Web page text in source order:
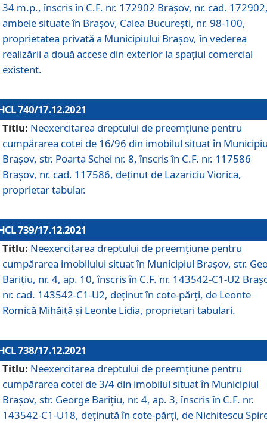
34 m.p., înscris în C.F. nr. 172902 Brașov, nr. cad.
ambele situate în Brașov, Calea București, nr. 98-100,
proprietatea privată a Municipiului Brașov, în vederea
realizării a două accese din exterior la spațiul comercial
existent.
740/17.12.2021
Titlu: Neexercitarea dreptului de preemţiune pentru
cumpărarea cotei de 16/96 din imobilul situat în
Braşov, str. Poarta Schei nr. 8, înscris în C.F. nr. 117586
Brașov, nr. cad. 117586, deținut de Lazariciu Viorica,
proprietar tabular.
739/17.12.2021
Titlu: Neexercitarea dreptului de preemţiune pentru
cumpărarea imobilului situat în Municipiul Braşov, str.
Barițiu, nr. 4, ap. 10, înscris în C.F. nr. 143542-C1-U2
nr. cad. 143542-C1-U2, deținut în cote-părți, de Leonte
Romică Mihăiță și Leonte Lidia, proprietari tabulari.
738/17.12.2021
Titlu: Neexercitarea dreptului de preemţiune pentru
cumpărarea cotei de 3/4 din imobilul situat în Municipiul
Braşov, str. George Barițiu, nr. 4, ap. 3, înscris în C.F. nr.
143542-C1-U18, deținută în cote-părți, de Nichitescu